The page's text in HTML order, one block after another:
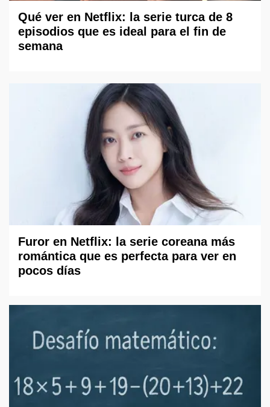
Qué ver en Netflix: la serie turca de 8
episodios que es ideal para el fin de
semana
Furor en Netflix: la serie coreana más
romántica que es perfecta para ver en
pocos días